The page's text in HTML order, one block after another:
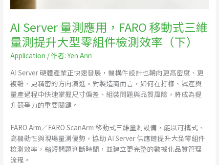
AI Server 量測應用，FARO 移動式三維
量測提升大型零組件檢測效率（下）
Application / 作者:Yen Ann
AI Server 硬體產業正快速發展，機構件設計也朝向更高密度、更
複雜、更精密的方向演進。對製造商而言，如何在打樣、試產與
量產過程中快速掌握尺寸偏差、組裝問題與品質風險，將成為提
升競爭力的重要關鍵。
FARO Arm／FARO ScanArm 移動式三維量測設備，能以可攜式、
高機動性與現場量測優勢，協助 AI Server 供應鏈提升大型零組件
檢測效率，縮短問題判斷時間，並建立更完整的數據化品質管理
流程。
升
大
型
零
組
件
檢
測
率
（下）